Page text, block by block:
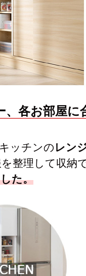
各お部屋
ッチンの レン
整理して収納
た。